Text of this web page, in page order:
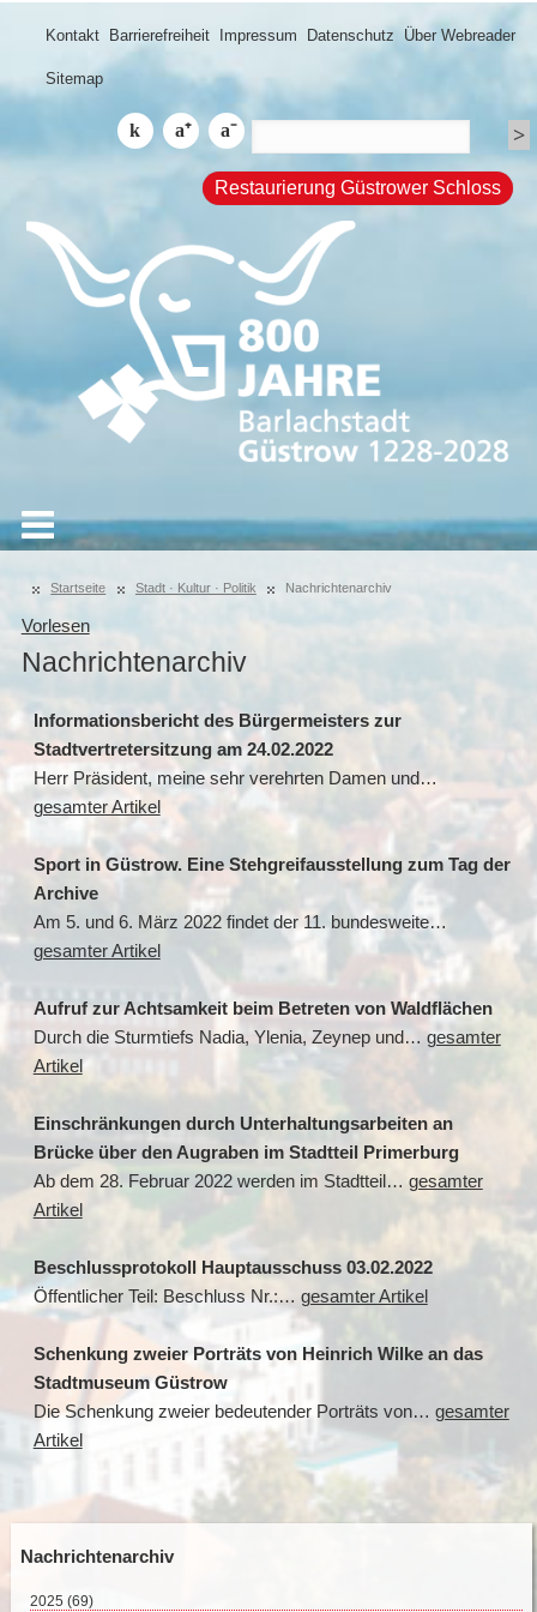
Kontakt Barrierefreiheit Impressum Datenschutz Über Webreader
Sitemap
Restaurierung Güstrower Schloss
Startseite Stadt · Kultur · Politik Nachrichtenarchiv
Vorlesen
Nachrichtenarchiv
Informationsbericht des Bürgermeisters zur
Stadtvertretersitzung am 24.02.2022
Herr Präsident, meine sehr verehrten Damen und…
gesamter Artikel
Sport in Güstrow. Eine Stehgreifausstellung zum Tag der
Archive
Am 5. und 6. März 2022 findet der 11. bundesweite…
gesamter Artikel
Aufruf zur Achtsamkeit beim Betreten von Waldflächen
Durch die Sturmtiefs Nadia, Ylenia, Zeynep und… gesamter
Artikel
Einschränkungen durch Unterhaltungsarbeiten an
Brücke über den Augraben im Stadtteil Primerburg
Ab dem 28. Februar 2022 werden im Stadtteil… gesamter
Artikel
Beschlussprotokoll Hauptausschuss 03.02.2022
Öffentlicher Teil: Beschluss Nr.:… gesamter Artikel
Schenkung zweier Porträts von Heinrich Wilke an das
Stadtmuseum Güstrow
Die Schenkung zweier bedeutender Porträts von… gesamter
Artikel
Nachrichtenarchiv
2025 (69)